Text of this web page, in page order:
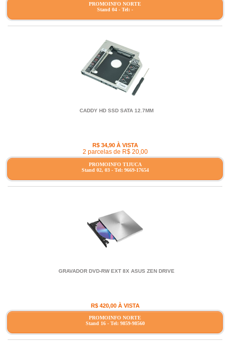
PROMOINFO NORTE
Stand 04 - Tel: -
CADDY HD SSD SATA 12.7MM
R$ 34,90 À VISTA
2 parcelas de R$ 20,00
PROMOINFO TIJUCA
Stand 02, 03 - Tel: 9669-17654
GRAVADOR DVD-RW EXT 8X ASUS ZEN DRIVE
R$ 420,00 À VISTA
PROMOINFO NORTE
Stand 16 - Tel: 9859-98560